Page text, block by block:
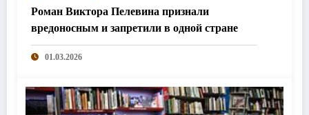
Роман Виктора Пелевина признали
вредоносным и запретили в одной стране
01.03.2026